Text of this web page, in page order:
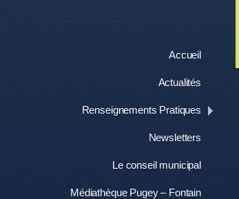
Accueil
Actualités
Renseignements Pratiques
Newsletters
Le conseil municipal
Médiathèque Pugey – Fontain